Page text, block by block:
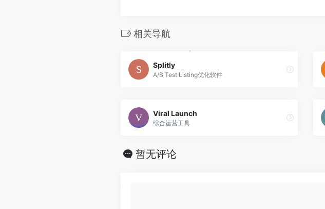
相关导航
Splitly
A/B Test Listing优化软件
Viral Launch
综合运营工具
暂无评论